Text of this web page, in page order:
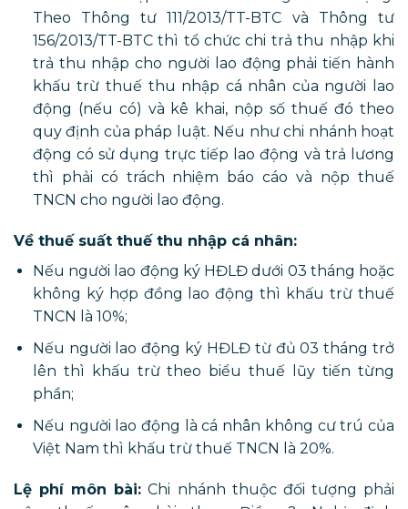
Theo Thông tư 111/2013/TT-BTC và Thông tư
156/2013/TT-BTC thì tổ chức chi trả thu nhập khi
trả thu nhập cho người lao động phải tiến hành
khấu trừ thuế thu nhập cá nhân của người lao
động (nếu có) và kê khai, nộp số thuế đó theo
quy định của pháp luật. Nếu như chi nhánh hoạt
động có sử dụng trực tiếp lao động và trả lương
thì phải có trách nhiệm báo cáo và nộp thuế
TNCN cho người lao động.
Về thuế suất thuế thu nhập cá nhân:
Nếu người lao động ký HĐLĐ dưới 03 tháng hoặc
không ký hợp đồng lao động thì khấu trừ thuế
TNCN là 10%;
Nếu người lao động ký HĐLĐ từ đủ 03 tháng trở
lên thì khấu trừ theo biểu thuế lũy tiến từng
phần;
Nếu người lao động là cá nhân không cư trú của
Việt Nam thì khấu trừ thuế TNCN là 20%.
Lệ phí môn bài: Chi nhánh thuộc đối tượng phải